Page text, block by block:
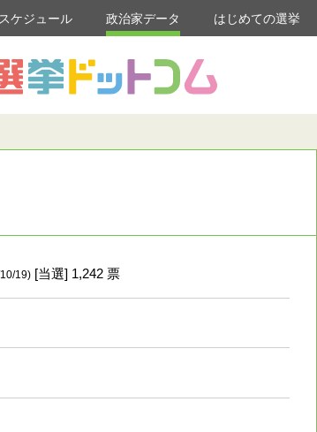
ケジュール 政治家データ はじめての選挙
19)[当選] 1,242 票